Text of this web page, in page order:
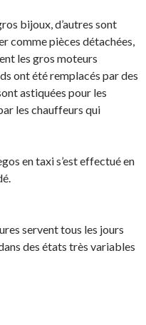
bijoux, d’autres sont
comme pièces détachées,
les gros moteurs
ont été remplacés par des
astiquées pour les
les chauffeurs qui
en taxi s’est effectué en
servent tous les jours
des états très variables